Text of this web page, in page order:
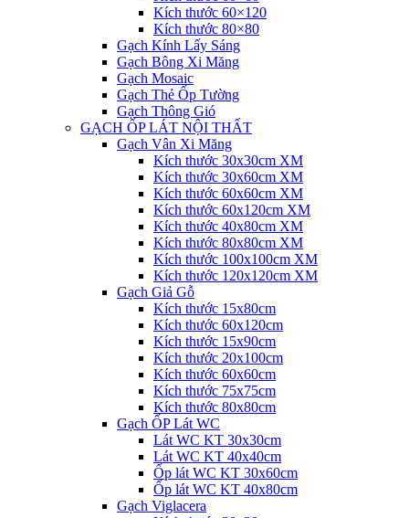
Kích thước 60×120
Kích thước 80×80
Gạch Kính Lấy Sáng
Gạch Bông Xi Măng
Gạch Mosaic
Gạch Thẻ Ốp Tường
Gạch Thông Gió
GẠCH ỐP LÁT NỘI THẤT
Gạch Vân Xi Măng
Kích thước 30x30cm XM
Kích thước 30x60cm XM
Kích thước 60x60cm XM
Kích thước 60x120cm XM
Kích thước 40x80cm XM
Kích thước 80x80cm XM
Kích thước 100x100cm XM
Kích thước 120x120cm XM
Gạch Giả Gỗ
Kích thước 15x80cm
Kích thước 60x120cm
Kích thước 15x90cm
Kích thước 20x100cm
Kích thước 60x60cm
Kích thước 75x75cm
Kích thước 80x80cm
Gạch ỐP Lát WC
Lát WC KT 30x30cm
Lát WC KT 40x40cm
Ốp lát WC KT 30x60cm
Ốp lát WC KT 40x80cm
Gạch Viglacera